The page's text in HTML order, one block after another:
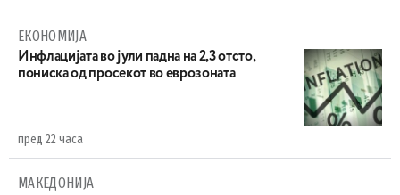
ЕКОНОМИЈА
Инфлацијата во јули падна на 2,3 отсто,
пониска од просекот во еврозоната
пред 22 часа
МАКЕДОНИЈА